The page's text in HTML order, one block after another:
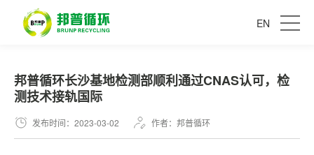
EN
邦普循环长沙基地检测部顺利通过CNAS认可，检
测技术接轨国际
发布时间：2023-03-02 作者：邦普循环